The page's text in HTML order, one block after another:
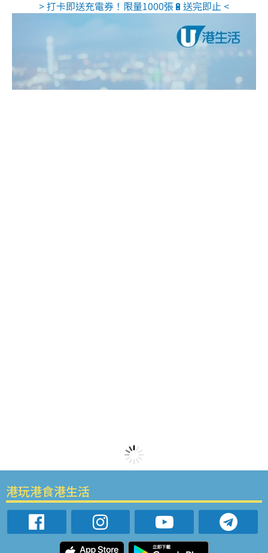
> 打卡即送充電券！限量1000張🔋送完即止 <
港玩港食港生活